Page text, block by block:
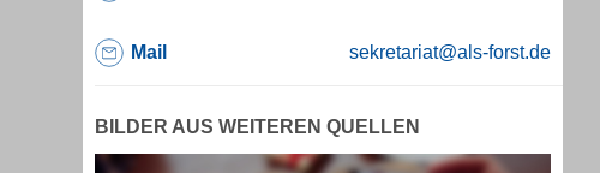
Mail sekretariat@als-forst.de
BILDER AUS WEITEREN QUELLEN